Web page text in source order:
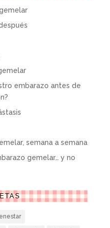
embarazo antes de
semana a semana
gemelar… y no